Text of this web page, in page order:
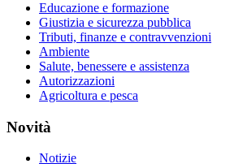
Educazione e formazione
Giustizia e sicurezza pubblica
Tributi, finanze e contravvenzioni
Ambiente
Salute, benessere e assistenza
Autorizzazioni
Agricoltura e pesca
Novità
Notizie